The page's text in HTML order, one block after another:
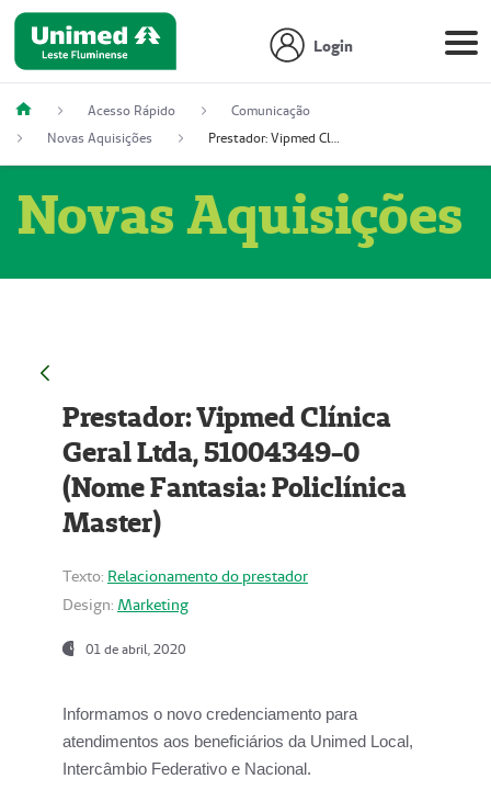
Login
Acesso Rápido
Comunicação
Novas Aquisições
Prestador: Vipmed Clínica Geral Ltda, 51004349-0 (Nome Fantasia: Policlínica Master)
Novas Aquisições
Prestador: Vipmed Clínica
Geral Ltda, 51004349-0
(Nome Fantasia: Policlínica
Master)
Texto: Relacionamento do prestador
Design: Marketing
01 de abril, 2020
Informamos o novo credenciamento para
atendimentos aos beneficiários da Unimed Local,
Intercâmbio Federativo e Nacional.